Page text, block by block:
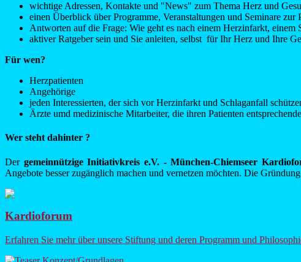
wichtige Adressen, Kontakte und "News" zum Thema Herz und
einen Überblick über Programme, Veranstaltungen und Seminare
Antworten auf die Frage: Wie geht es nach einem Herzinfarkt,
aktiver Ratgeber sein und Sie anleiten, selbst für Ihr Herz und Ihre
Für wen?
Herzpatienten
Angehörige
jeden Interessierten, der sich vor Herzinfarkt und Schlaganfall
Ärzte umd medizinische Mitarbeiter, die ihren Patienten
Wer steht dahinter ?
Der gemeinnützige Initiativkreis e.V. - München-Chiemseer
Angebote besser zugänglich machen und vernetzen möchten. Die
Kardioforum
Erfahren Sie mehr über unsere Stiftung und deren Programm und